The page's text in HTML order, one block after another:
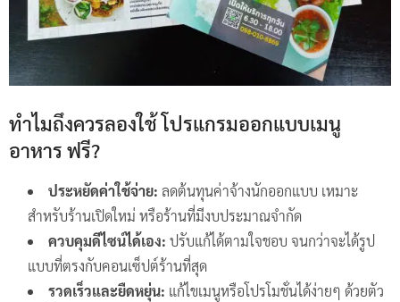
ทำไมถึงควรลองใช้ โปรแกรมออกแบบเมนู
อาหาร ฟรี?
ประหยัดค่าใช้จ่าย: ลดต้นทุนค่าจ้างนักออกแบบ เหมาะ
สำหรับร้านเปิดใหม่ หรือร้านที่มีงบประมาณจำกัด
ควบคุมดีไซน์ได้เอง: ปรับแก้ได้ตามใจชอบ จนกว่าจะได้รูป
แบบที่ตรงกับคอนเซ็ปต์ร้านที่สุด
รวดเร็วและยืดหยุ่น: แก้ไขเมนูหรือโปรโมชั่นได้ง่ายๆ ด้วยตัว